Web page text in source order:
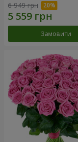
6 949 грн
Замовити